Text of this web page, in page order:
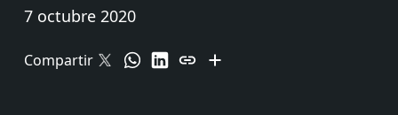
7 octubre 2020
Compartir